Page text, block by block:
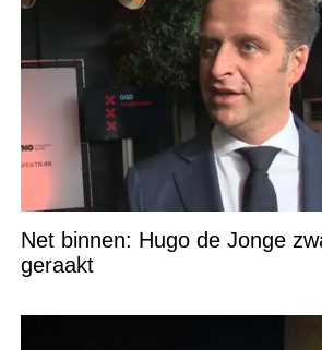
Net binnen: Hugo de Jonge
geraakt